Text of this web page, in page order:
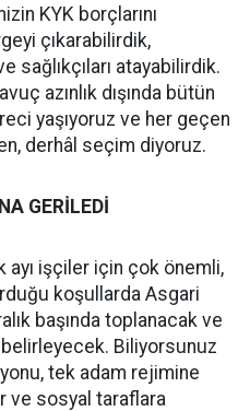
KYK borçlarını
çıkarabilirdik,
sağlıkçıları atayabilirdik.
azınlık dışında bütün
yaşıyoruz ve her geçen
derhâl seçim diyoruz.
GERİLEDİ
ayı işçiler için çok önemli,
koşullarda Asgari
başında toplanacak ve
belirleyecek. Biliyorsunuz
tek adam rejimine
ve sosyal taraflara